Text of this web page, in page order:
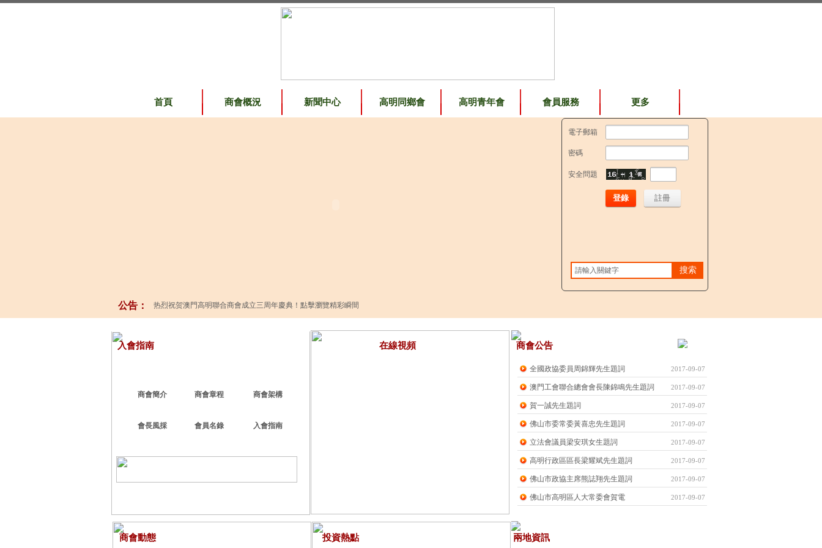
電子郵箱
密碼
安全問題
登錄 註冊
搜索
公告： 热烈祝贺澳門高明聯合商會成立三周年慶典！點擊瀏覽精彩瞬間
入會指南 在線視頻 商會公告
全國政協委員周錦輝先生題詞 2017-09-07
澳門工會聯合總會會長陳錦鳴先生題詞 2017-09-07
賀一誠先生題詞 2017-09-07
佛山市委常委黃喜忠先生題詞 2017-09-07
立法會議員梁安琪女生題詞 2017-09-07
高明行政區區長梁耀斌先生題詞 2017-09-07
佛山市政協主席熊誌翔先生題詞 2017-09-07
佛山市高明區人大常委會賀電 2017-09-07
商會簡介 商會章程 商會架構
會長風採 會員名錄 入會指南
商會動態 投資熱點 兩地資訊
首頁 商會概況 新聞中心 高明同鄉會 高明青年會 會員服務 更多